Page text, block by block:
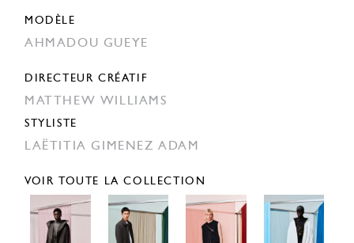
MODÈLE
AHMADOU GUEYE
DIRECTEUR CRÉATIF
MATTHEW WILLIAMS
STYLISTE
LAËTITIA GIMENEZ ADAM
VOIR TOUTE LA COLLECTION